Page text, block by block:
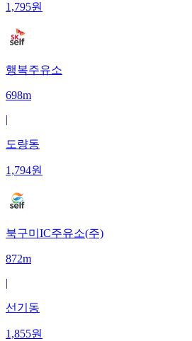
1,795원
행복주유소
698m
|
도량동
1,794원
북구미IC주유소(주)
872m
|
선기동
1,855원